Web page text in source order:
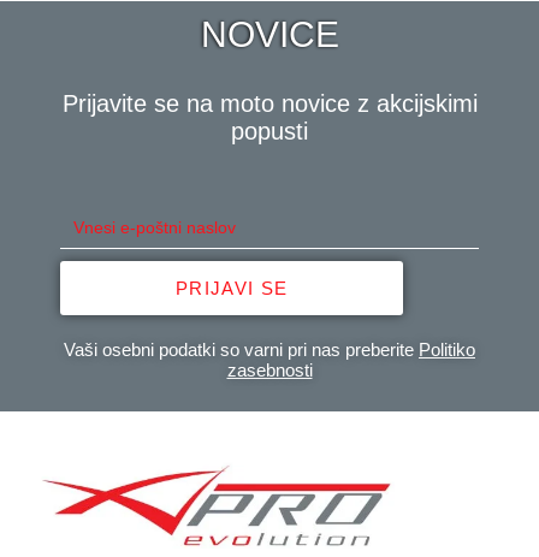
NOVICE
Prijavite se na moto novice z akcijskimi
popusti
PRIJAVI SE
Vaši osebni podatki so varni pri nas preberite Politiko
zasebnosti